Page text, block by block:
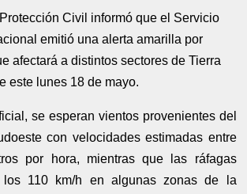
Civil informó que el Servicio
emitió una alerta amarilla por
afectará a distintos sectores de Tierra
este lunes 18 de mayo.
se esperan vientos provenientes del
con velocidades estimadas entre
por hora, mientras que las ráfagas
los 110 km/h en algunas zonas de la